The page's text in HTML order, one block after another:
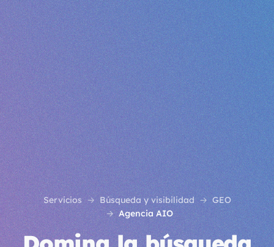
Servicios Búsqueda y visibilidad
GEO
Agencia AIO